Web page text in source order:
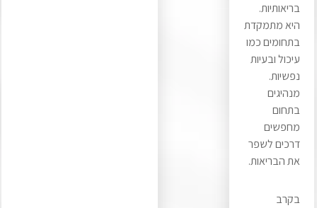
בריאותיות.
היא מתמקדת
בתחומים כמו
עיכול ובעיות
נפשיות.
מנהיגים
בתחום
מחפשים
דרכים לשפר
את הבריאות.
בקרב